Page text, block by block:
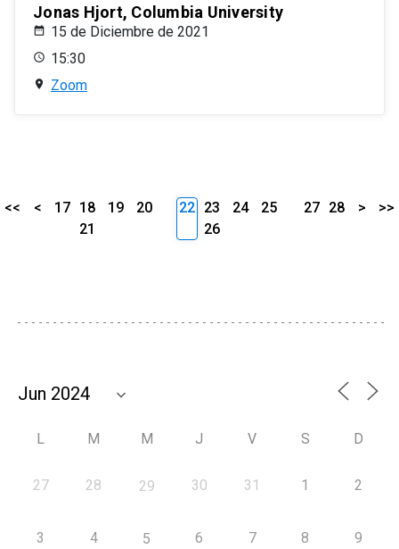
Jonas Hjort, Columbia University
15 de Diciembre de 2021
15:30
Zoom
<< < 17 18 19
20
21
22 23 24
25
26
27 28 > >>
L M M J V S D
27 28 29 30 31 1 2
3 4 5 6 7 8 9